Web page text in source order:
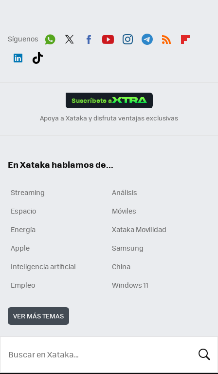
Síguenos
Suscríbete a
Apoya a Xataka y disfruta ventajas exclusivas
En Xataka hablamos de...
Streaming
Análisis
Espacio
Móviles
Energía
Xataka Movilidad
Apple
Samsung
Inteligencia artificial
China
Empleo
Windows 11
VER MÁS TEMAS